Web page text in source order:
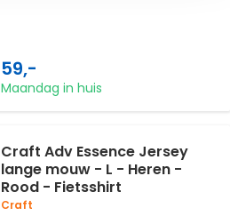
59,-
Maandag in huis
Craft Adv Essence Jersey
lange mouw - L - Heren -
Rood - Fietsshirt
Craft